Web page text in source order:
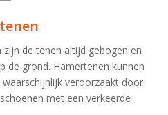
de tenen altijd gebogen en
de grond. Hamertenen kunnen
veroorzaakt door
met een verkeerde